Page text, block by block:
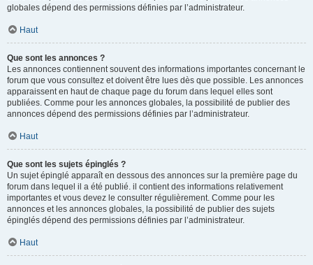
globales dépend des permissions définies par l’administrateur.
Haut
Que sont les annonces ?
Les annonces contiennent souvent des informations importantes concernant le
forum que vous consultez et doivent être lues dès que possible. Les annonces
apparaissent en haut de chaque page du forum dans lequel elles sont
publiées. Comme pour les annonces globales, la possibilité de publier des
annonces dépend des permissions définies par l’administrateur.
Haut
Que sont les sujets épinglés ?
Un sujet épinglé apparaît en dessous des annonces sur la première page du
forum dans lequel il a été publié. il contient des informations relativement
importantes et vous devez le consulter régulièrement. Comme pour les
annonces et les annonces globales, la possibilité de publier des sujets
épinglés dépend des permissions définies par l’administrateur.
Haut